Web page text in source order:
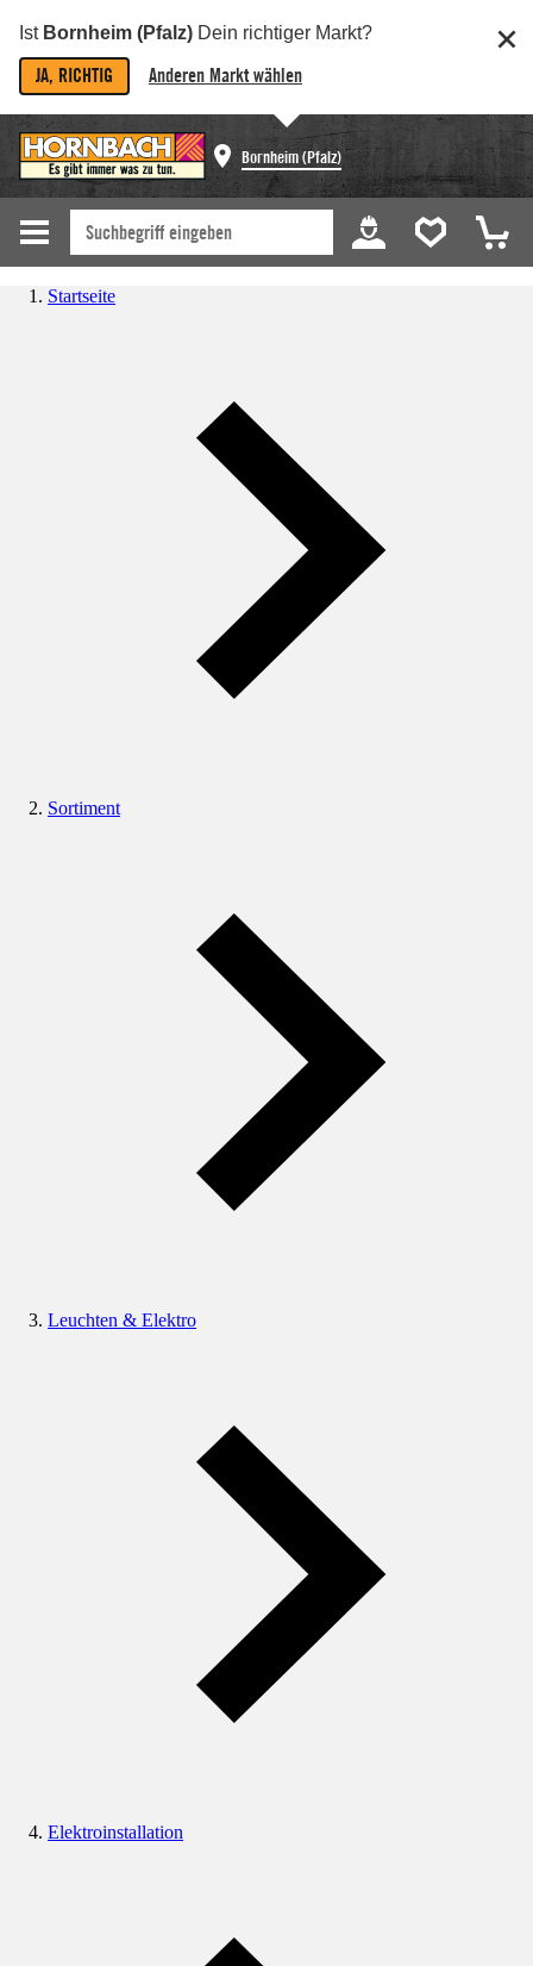
Ist Bornheim (Pfalz) Dein richtiger Markt?
JA, RICHTIG Anderen Markt wählen
Bornheim (Pfalz)
Startseite
Sortiment
Leuchten & Elektro
Elektroinstallation